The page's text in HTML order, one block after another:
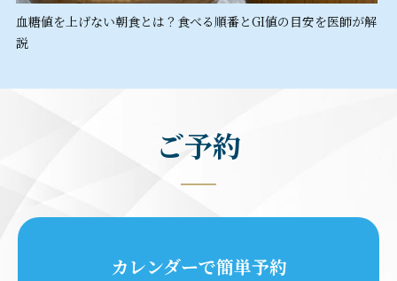
血糖値を上げない朝食とは？食べる順番とGI値の目安を医師が解
説
ご予約
カレンダーで簡単予約